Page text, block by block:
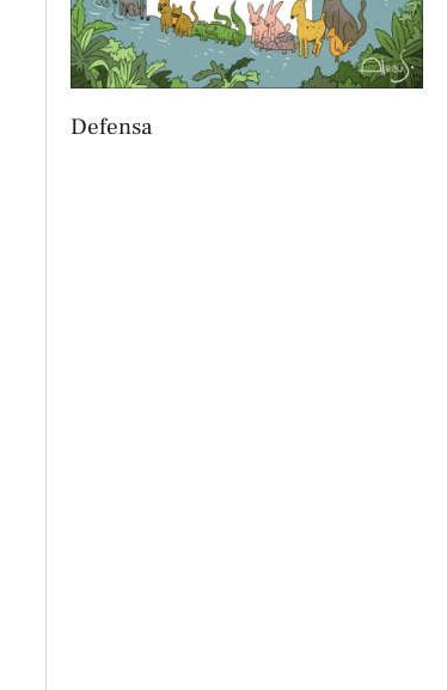
Defensa